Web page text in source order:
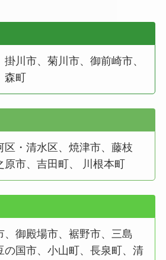
川市、菊川市、御前崎市、
森町
区・清水区、焼津市、藤枝
原市、吉田町、 川根本町
、御殿場市、裾野市、三島
の国市、小山町、長泉町、清